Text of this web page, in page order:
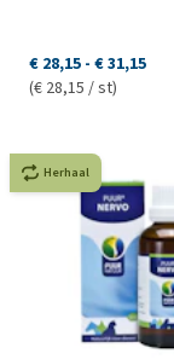
€ 28,15 - € 31,15
(€ 28,15 / st)
Herhaal